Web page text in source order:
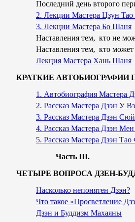
Последний день второго
2. Лекции Мастера Цзун
3. Лекции Мастера Бо Шаня
Наставления тем, кто не
Наставления тем, кто
Лекция Мастера Хань Шаня
КРАТКИЕ АВТОБИОГРАФИИ
1. Автобиография Мастера
2. Рассказ Мастера Дзэн У
3. Рассказ Мастера Дзэн
4. Рассказ Мастера Дзэн
5. Рассказ Мастера Дзэн Тао
Часть III.
ЧЕТЫРЕ ВОПРОСА ДЗЕН-
Насколько непонятен Дзэн?
Что такое «Просветление
Дзэн и Буддизм Махаяны